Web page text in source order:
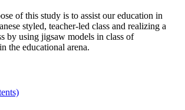
of this study is to assist our education in
styled, teacher-led class and realizing a
by using jigsaw models in class of
the educational arena.